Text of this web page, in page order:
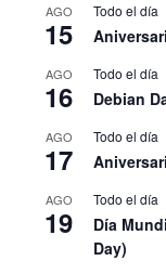
AGO
15
Todo el día
AGO
16
Todo el día
Debian
AGO
17
Todo el día
AGO
19
Todo el día
Día
Day)